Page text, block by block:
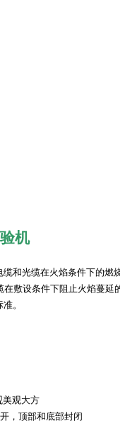
机
缆和光缆在火焰条件下的燃
在敷设条件下阻止火焰蔓延
准。
美观大方
， 顶部和底部封闭